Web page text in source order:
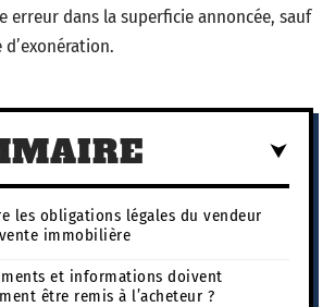
erreur dans la superficie annoncée, sauf
les obligations légales du vendeur
immobilière
et informations doivent
être remis à l’acheteur ?